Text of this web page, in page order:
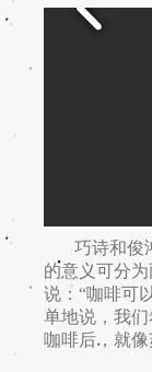
巧诗和俊
的意义可分
说：“咖啡可
单地说，我
咖啡后，就